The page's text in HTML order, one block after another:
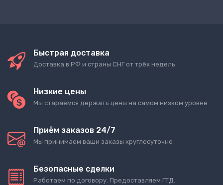
Быстрая доставка
Доставка в РФ и страны СНГ от трёх недель
Низкие цены
Мы стараемся держать цены на самом низком уровне
Приём заказов 24/7
Мы принимаем ваши заказы круглосуточно
Безопасные сделки
Работаем по договору. Предоставляем ГТД.